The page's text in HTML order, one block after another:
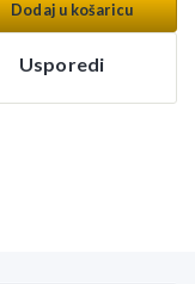
Dodaj u košaricu
Usporedi